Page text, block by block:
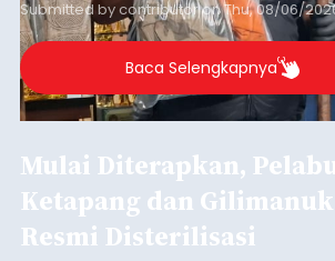
Submitted bycontributoronThu, 08/06/
Baca Selengkapnya
Mulai Diterapkan,
Ketapang dan Gilimanuk
Resmi Disterilisasi